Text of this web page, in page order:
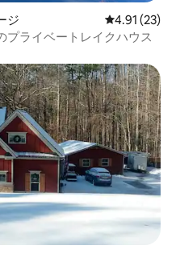
ジ レビュー23
4.91 (23)
プライベートレイクハウス